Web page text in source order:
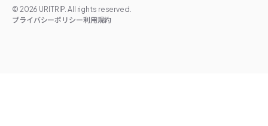
© 2026 URITRIP. All rights reserved.
プライバシーポリシー利用規約